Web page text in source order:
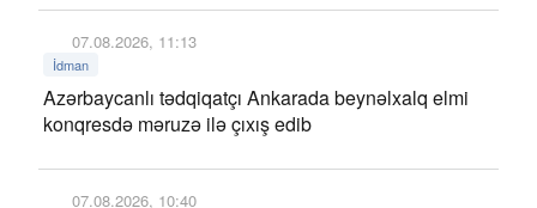
07.08.2026, 11:13
İdman
Azərbaycanlı tədqiqatçı Ankarada beynəlxalq elmi
konqresdə məruzə ilə çıxış edib
07.08.2026, 10:40